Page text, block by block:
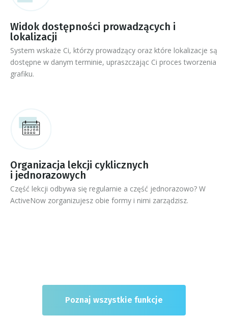
Widok dostępności prowadzących i
lokalizacji
System wskaże Ci, którzy prowadzący oraz które lokalizacje są
dostępne w danym terminie, upraszczając Ci proces tworzenia
grafiku.
Organizacja lekcji cyklicznych
i jednorazowych
Część lekcji odbywa się regularnie a część jednorazowo? W
ActiveNow zorganizujesz obie formy i nimi zarządzisz.
Poznaj wszystkie funkcje